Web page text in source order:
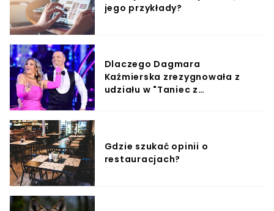
jego przykłady?
Dlaczego Dagmara
Kaźmierska zrezygnowała z
udziału w "Taniec z
Gdzie szukać opinii o
restauracjach?